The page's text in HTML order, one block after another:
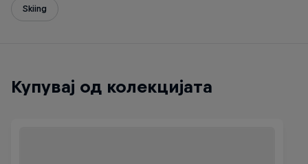
Skiing
Купувај од колекцијата